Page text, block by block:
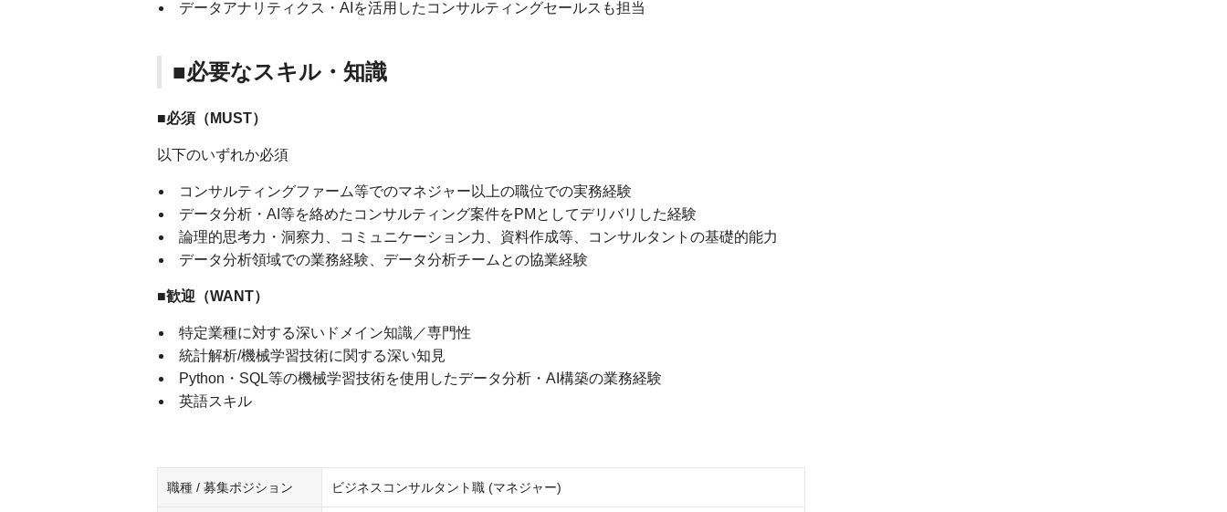
データアナリティクス・AIを活用したコンサルティングセールスも担当
■必要なスキル・知識
■必須（MUST）
以下のいずれか必須
コンサルティングファーム等でのマネジャー以上の職位での実務経験
データ分析・AI等を絡めたコンサルティング案件をPMとしてデリバリした経験
論理的思考力・洞察力、コミュニケーション力、資料作成等、コンサルタントの基礎的能力
データ分析領域での業務経験、データ分析チームとの協業経験
■歓迎（WANT）
特定業種に対する深いドメイン知識／専門性
統計解析/機械学習技術に関する深い知見
Python・SQL等の機械学習技術を使用したデータ分析・AI構築の業務経験
英語スキル
職種 / 募集ポジション ビジネスコンサルタント職 (マネジャー)